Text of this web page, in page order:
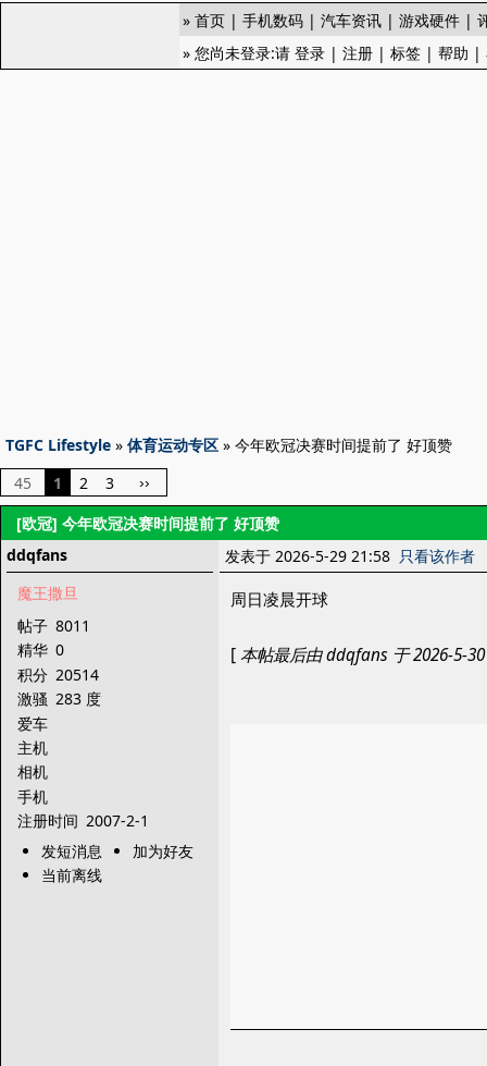
» 首页 | 手机数码 | 汽车资讯 | 游戏硬件 |
» 您尚未登录:请 登录 | 注册 | 标签 | 帮助 |
TGFC Lifestyle » 体育运动专区 » 今年欧冠决赛时间提前了 好顶赞
45
1 2 3 ››
[欧冠] 今年欧冠决赛时间提前了 好顶赞
ddqfans
魔王撒旦
帖子 8011
精华 0
积分 20514
激骚 283 度
爱车
主机
相机
手机
注册时间 2007-2-1
发短消息
加为好友
当前离线
发表于 2026-5-29 21:58 只看该作者
周日凌晨开球
[本帖最后由 ddqfans 于 2026-5-